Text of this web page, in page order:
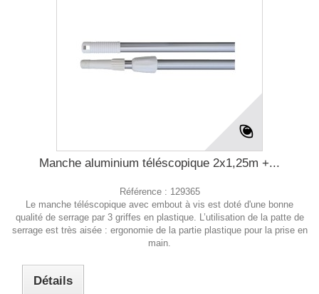
Manche aluminium téléscopique 2x1,25m +...
Référence : 129365
Le manche téléscopique avec embout à vis est doté d'une bonne
qualité de serrage par 3 griffes en plastique. L’utilisation de la patte de
serrage est très aisée : ergonomie de la partie plastique pour la prise en
main.
Détails